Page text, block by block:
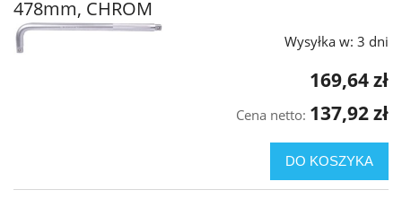
478mm, CHROM
Wysyłka w: 3 dni
169,64 zł
Cena netto: 137,92 zł
DO KOSZYKA